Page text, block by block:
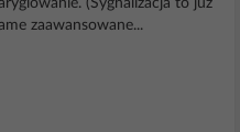
(Sygnalizacja to już
zaawansowane...